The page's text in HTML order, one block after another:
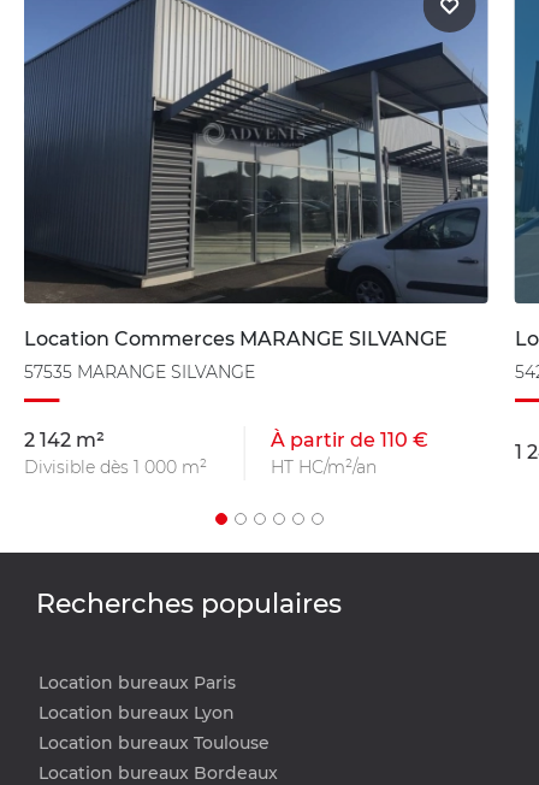
Location Commerces MARANGE SILVANGE
57535 MARANGE SILVANGE
2 142 m²
Divisible dès 1 000 m²
À partir de 110 €
HT HC/m²/an
1
Recherches populaires
Location bureaux Paris
Location bureaux Lyon
Location bureaux Toulouse
Location bureaux Bordeaux